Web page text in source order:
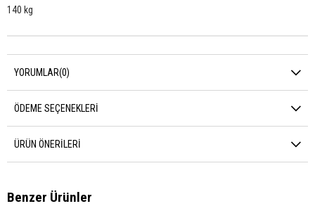
140 kg
YORUMLAR(0)
ÖDEME SEÇENEKLERI
ÜRÜN ÖNERILERI
Benzer Ürünler